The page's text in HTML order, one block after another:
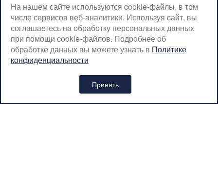
ВТ-ПТ: с 07:00 до 20:00
СБ-ВС: с 08:00 до 18:00
Москва, Крылатская, 10
SerpantinCyclingShop@gmail.com
+7 (926) 899-38-31
На нашем сайте используются cookie-файлы, в том
числе сервисов веб-аналитики. Используя сайт, вы
соглашаетесь на обработку персональных данных
при помощи cookie-файлов. Подробнее об
обработке данных вы можете узнать в Политике
конфиденциальности
Принять